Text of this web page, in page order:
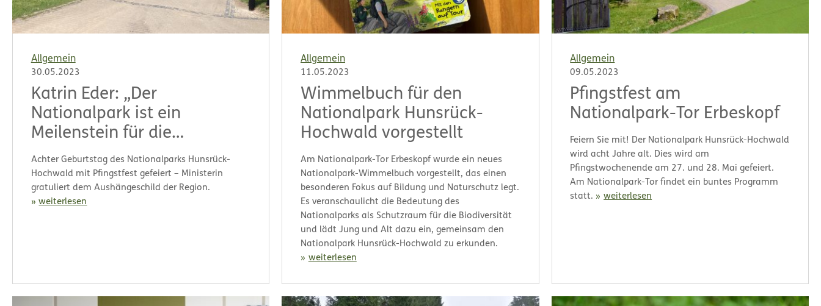
Allgemein
30.05.2023
Katrin Eder: „Der
Nationalpark ist ein
Meilenstein für die
Erreichung der
Biodiversitätsziele“
Achter Geburtstag des Nationalparks Hunsrück-
Hochwald mit Pfingstfest gefeiert – Ministerin
gratuliert dem Aushängeschild der Region.
weiterlesen
Allgemein
11.05.2023
Wimmelbuch für den
Nationalpark Hunsrück-
Hochwald vorgestellt
Am Nationalpark-Tor Erbeskopf wurde ein neues
Nationalpark-Wimmelbuch vorgestellt, das einen
besonderen Fokus auf Bildung und Naturschutz legt.
Es veranschaulicht die Bedeutung des
Nationalparks als Schutzraum für die Biodiversität
und lädt Jung und Alt dazu ein, gemeinsam den
Nationalpark Hunsrück-Hochwald zu erkunden.
weiterlesen
Allgemein
09.05.2023
Pfingstfest am
Nationalpark-Tor Erbeskopf
Feiern Sie mit! Der Nationalpark Hunsrück-Hochwald
wird acht Jahre alt. Dies wird am
Pfingstwochenende am 27. und 28. Mai gefeiert.
Am Nationalpark-Tor findet ein buntes Programm
statt.
weiterlesen